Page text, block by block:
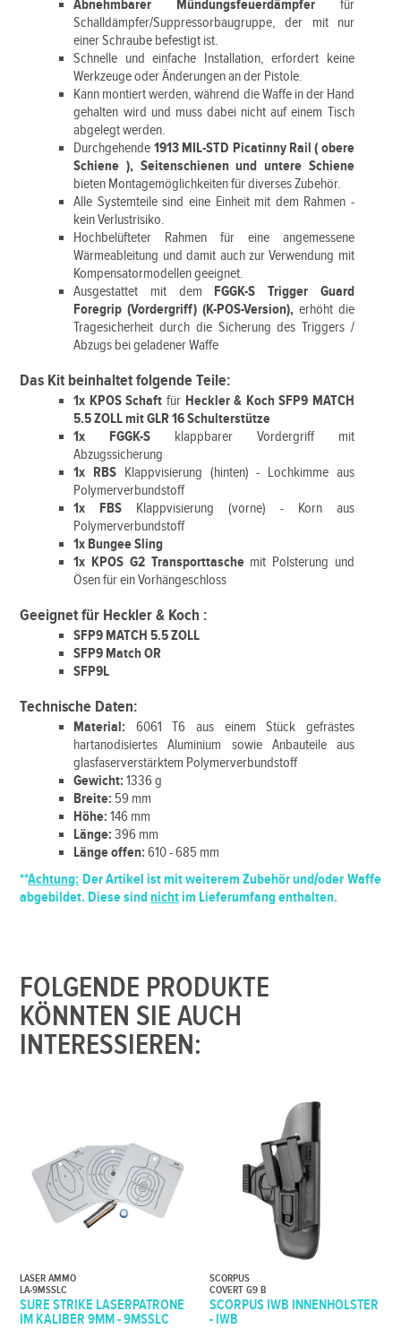
Abnehmbarer Mündungsfeuerdämpfer für
Schalldämpfer/Suppressorbaugruppe, der mit nur
einer Schraube befestigt ist.
Schnelle und einfache Installation, erfordert keine
Werkzeuge oder Änderungen an der Pistole.
Kann montiert werden, während die Waffe in der Hand
gehalten wird und muss dabei nicht auf einem Tisch
abgelegt werden.
Durchgehende 1913 MIL-STD Picatinny Rail ( obere
Schiene ), Seitenschienen und untere Schiene
bieten Montagemöglichkeiten für diverses Zubehör.
Alle Systemteile sind eine Einheit mit dem Rahmen -
kein Verlustrisiko.
Hochbelüfteter Rahmen für eine angemessene
Wärmeableitung und damit auch zur Verwendung mit
Kompensatormodellen geeignet.
Ausgestattet mit dem FGGK-S Trigger Guard
Foregrip (Vordergriff) (K-POS-Version), erhöht die
Tragesicherheit durch die Sicherung des Triggers /
Abzugs bei geladener Waffe
Das Kit beinhaltet folgende Teile:
1x KPOS Schaft für Heckler & Koch SFP9 MATCH
5.5 ZOLL mit GLR 16 Schulterstütze
1x FGGK-S klappbarer Vordergriff mit
Abzugssicherung
1x RBS Klappvisierung (hinten) - Lochkimme aus
Polymerverbundstoff
1x FBS Klappvisierung (vorne) - Korn aus
Polymerverbundstoff
1x Bungee Sling
1x KPOS G2 Transporttaschemit Polsterung und
Ösen für ein Vorhängeschloss
Geeignet für Heckler & Koch :
SFP9 MATCH 5.5 ZOLL
SFP9 Match OR
SFP9L
Technische Daten:
Material: 6061 T6 aus einem Stück gefrästes
hartanodisiertes Aluminium sowie Anbauteile aus
glasfaserverstärktem Polymerverbundstoff
Gewicht:1336 g
Breite: 59 mm
Höhe: 146 mm
Länge: 396 mm
Länge offen: 610 - 685 mm
**Achtung: Der Artikel ist mit weiterem Zubehör und/oder Waffe
abgebildet. Diese sindnichtim Lieferumfang enthalten.
FOLGENDE PRODUKTE
KÖNNTEN SIE AUCH
INTERESSIEREN:
LASER AMMO
LA-9MSSLC
SURE STRIKE LASERPATRONE
IM KALIBER 9MM - 9MSSLC
SCORPUS
COVERT G9 B
SCORPUS IWB INNENHOLSTER
- IWB